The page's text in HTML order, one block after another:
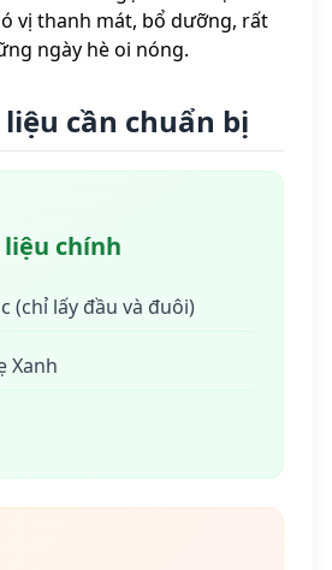
vị thanh mát, bổ dưỡng, rất
ngày hè oi nóng.
cần chuẩn bị
chính
(chỉ lấy đầu và đuôi)
Xanh